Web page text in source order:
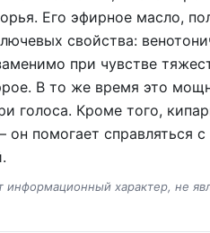
Его эфирное масло,
свойства:
при чувстве
В то же время это
голоса. Кроме того,
помогает справляться
информационный характер, не